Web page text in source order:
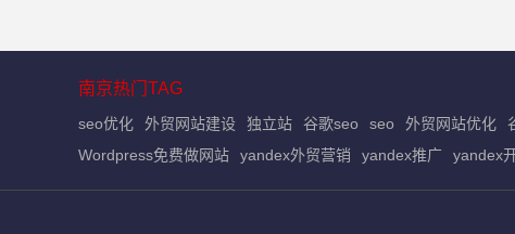
南京热门TAG
seo优化 外贸网站建设 独立站 谷歌seo seo 外贸网站优化
Wordpress免费做网站
yandex外贸营销 yandex推广 yandex